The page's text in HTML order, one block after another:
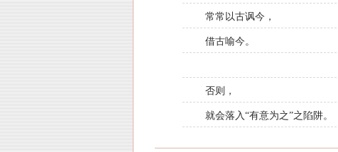
常常以古讽今，
借古喻今。
否则，
就会落入“有意为之”之陷阱。